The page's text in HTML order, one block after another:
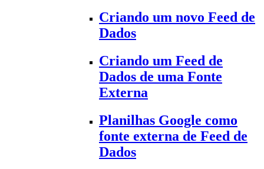
Criando um novo Feed de
Dados
Criando um Feed de
Dados de uma Fonte
Externa
Planilhas Google como
fonte externa de Feed de
Dados